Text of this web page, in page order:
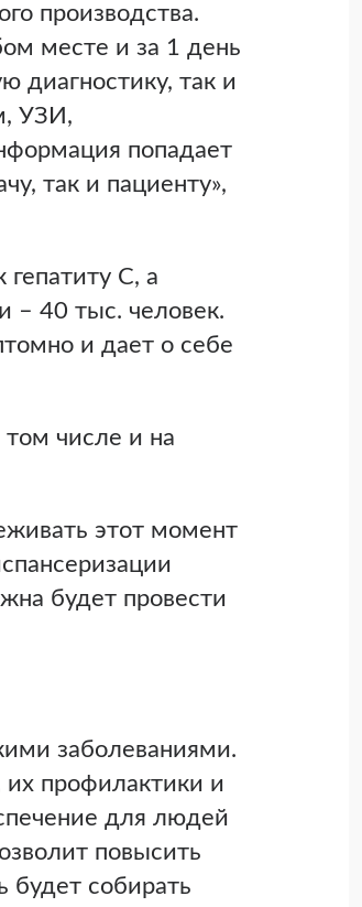
производства.
месте и за 1 день
диагностику, так и
УЗИ,
попадает
так и пациенту»,
гепатиту С, а
– 40 тыс. человек.
и дает о себе
числе и на
этот момент
будет провести
заболеваниями.
профилактики и
для людей
повысить
собирать